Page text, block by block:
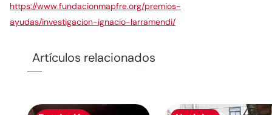
https://www.fundacionmapfre.org/premios-
ayudas/investigacion-ignacio-larramendi/
Artículos relacionados